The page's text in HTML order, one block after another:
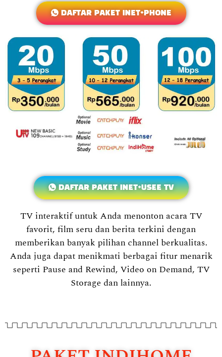
DAFTAR PAKET INET+PHONE
DAFTAR PAKET INET+USEE TV
TV interaktif untuk Anda menonton acara TV
favorit, film seru dan berita terkini dengan
memberikan banyak pilihan channel berkualitas.
Anda juga dapat menikmati berbagai fitur menarik
seperti Pause and Rewind, Video on Demand, TV
Storage dan lainnya.